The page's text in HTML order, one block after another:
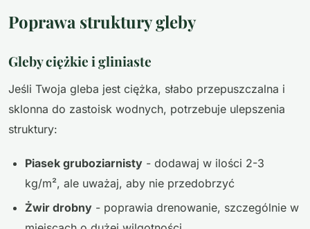
Poprawa struktury gleby
Gleby ciężkie i gliniaste
Jeśli Twoja gleba jest ciężka, słabo przepuszczalna i
sklonna do zastoisk wodnych, potrzebuje ulepszenia
struktury:
Piasek gruboziarnisty - dodawaj w ilości 2-3
kg/m², ale uważaj, aby nie przedobrzyć
Żwir drobny - poprawia drenowanie, szczególnie w